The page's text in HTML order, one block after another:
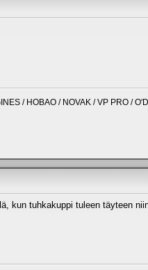
/ HOBAO / NOVAK / VP PRO /
kun tuhkakuppi tuleen täyteen